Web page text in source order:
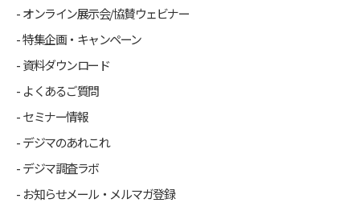
オンライン展示会/協賛ウェビナー
特集企画・キャンペーン
資料ダウンロード
よくあるご質問
セミナー情報
デジマのあれこれ
デジマ調査ラボ
お知らせメール・メルマガ登録